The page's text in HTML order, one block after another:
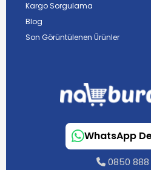
Kargo Sorgulama
Blog
Son Görüntülenen Ürünler
WhatsApp
0850 888